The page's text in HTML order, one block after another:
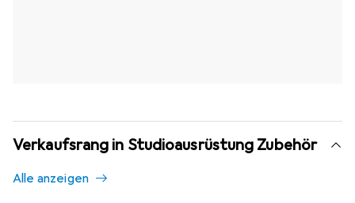
Verkaufsrang in Studioausrüstung Zubehör
Alle anzeigen